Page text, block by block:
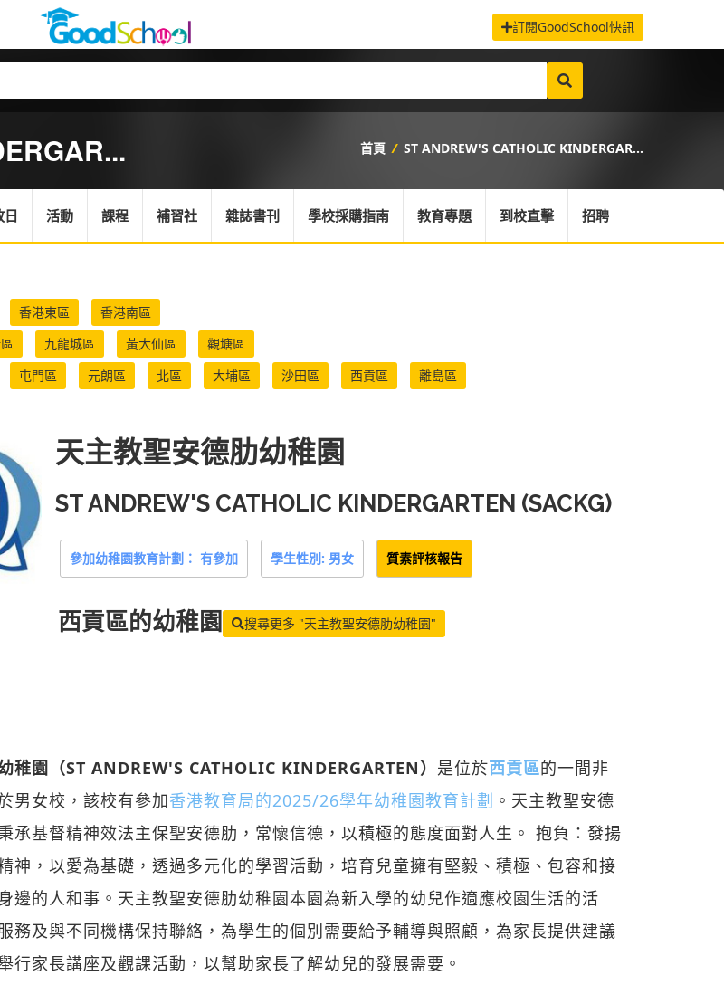
訂閱GoodSchool快訊
首頁 / ST ANDREW'S CATHOLIC KINDERGAR...
日 活動 課程 補習社 雜誌書刊 學校採購指南 教育專題 到校直擊 招聘
香港東區
香港南區
九龍城區 黃大仙區
觀塘區
屯門區 元朗區 北區 大埔區 沙田區 西貢區
離島區
天主教聖安德肋幼稚園
ST ANDREW'S CATHOLIC KINDERGARTEN (SACKG)
參加幼稚園教育計劃： 有參加 學生性別: 男女 質素評核報告
西貢區的幼稚園 搜尋更多 "天主教聖安德肋幼稚園"
稚園（ST ANDREW'S CATHOLIC KINDERGARTEN） 是位於西貢區的一間非
男女校，該校有參加香港教育局的2025/26學年幼稚園教育計劃 。天主教聖安德
承基督精神效法主保聖安德肋，常懷信德，以積極的態度面對人生。 抱負：發揚
神，以愛為基礎，透過多元化的學習活動，培育兒童擁有堅毅、積極、包容和接
邊的人和事。天主教聖安德肋幼稚園本園為新入學的幼兒作適應校園生活的活
務及與不同機構保持聯絡，為學生的個別需要給予輔導與照顧，為家長提供建議
行家長講座及觀課活動，以幫助家長了解幼兒的發展需要。